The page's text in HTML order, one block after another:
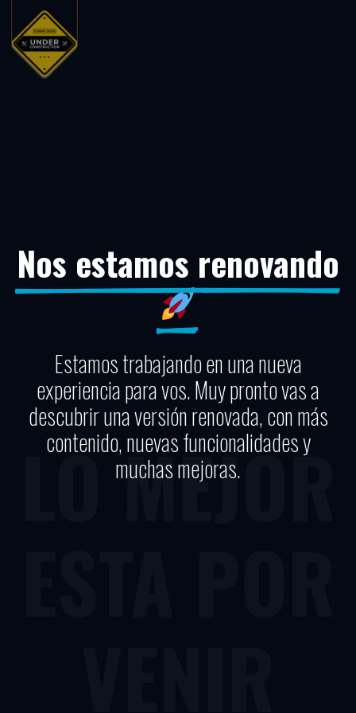
Nos estamos renovando
Estamos trabajando en una nueva
experiencia para vos. Muy pronto vas a
descubrir una versión renovada, con más
contenido, nuevas funcionalidades y
muchas mejoras.
LO MEJOR